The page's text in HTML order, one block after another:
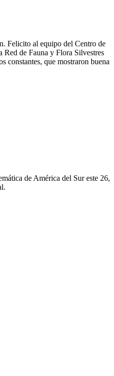
Felicito al equipo del Centro de
Red de Fauna y Flora Silvestres
constantes, que mostraron buena
de América del Sur este 26,